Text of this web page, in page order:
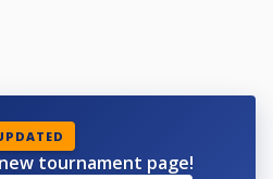
tournament page!